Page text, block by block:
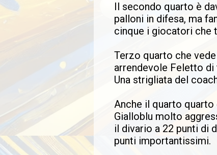
Il secondo quarto è
palloni in difesa, ma
cinque i giocatori che
Terzo quarto che
arrendevole Feletto di
Una strigliata del
Anche il quarto quarto
Gialloblu molto
il divario a 22 punti di
punti importantissimi.